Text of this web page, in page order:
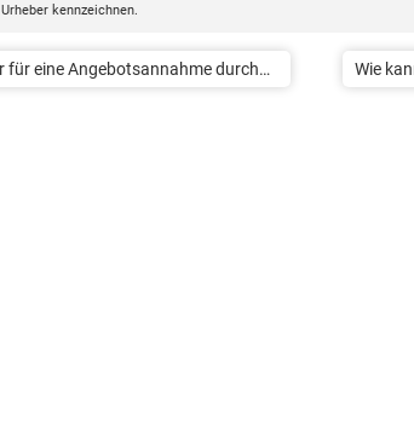
kennzeichnen.
für eine Angebotsannahme durch
Wie